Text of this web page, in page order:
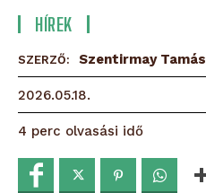
HÍREK
SZERZŐ: Szentirmay Tamás
2026.05.18.
4 perc olvasási idő